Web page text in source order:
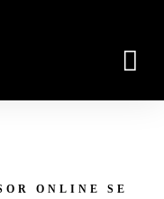
ONLINE SE